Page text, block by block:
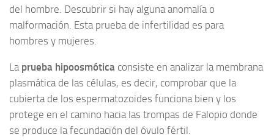
del hombre. Descubrir si hay alguna anomalía o
malformación. Esta prueba de infertilidad es para
hombres y mujeres.
La prueba hipoosmótica consiste en analizar la membrana
plasmática de las células, es decir, comprobar que la
cubierta de los espermatozoides funciona bien y los
protege en el camino hacia las trompas de Falopio donde
se produce la fecundación del óvulo fértil.